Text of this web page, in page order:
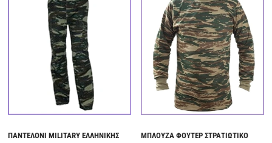
ΠΑΝΤΕΛΟΝΙ MILITARY ΕΛΛΗΝΙΚΗΣ ΜΠΛΟΥΖΑ ΦΟΥΤΕΡ ΣΤΡΑΤΙΩΤΙΚΟ